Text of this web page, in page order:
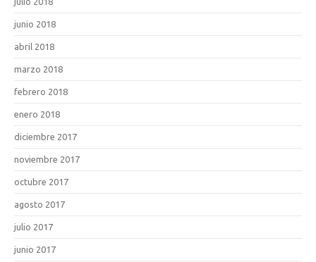
junio 2018
abril 2018
marzo 2018
febrero 2018
enero 2018
diciembre 2017
noviembre 2017
octubre 2017
agosto 2017
julio 2017
junio 2017